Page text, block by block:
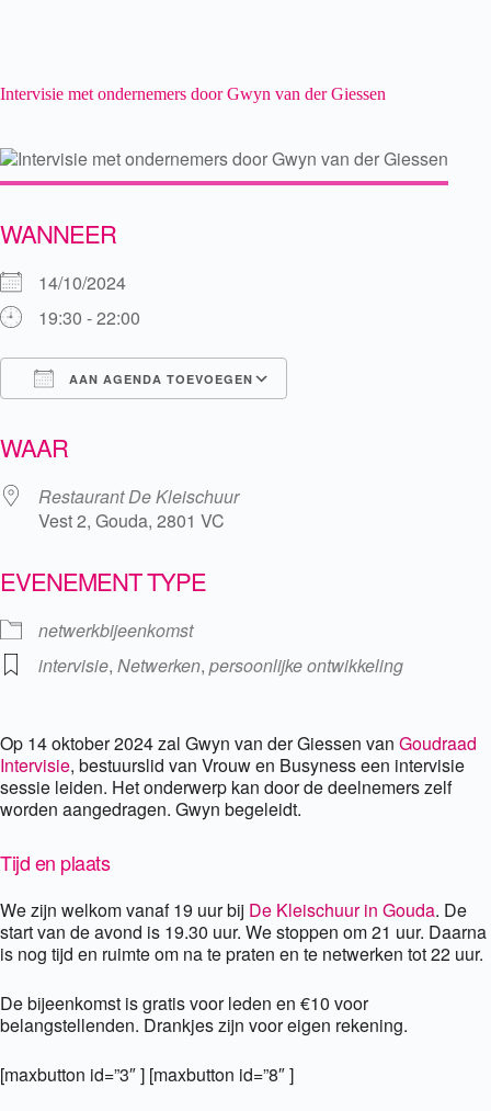
Intervisie met ondernemers door Gwyn van der Giessen
WANNEER
14/10/2024
19:30 - 22:00
AAN AGENDA TOEVOEGEN
WAAR
Restaurant De Kleischuur
Vest 2, Gouda, 2801 VC
EVENEMENT TYPE
netwerkbijeenkomst
intervisie, Netwerken, persoonlijke ontwikkeling
Op 14 oktober 2024 zal Gwyn van der Giessen van Goudraad
Intervisie, bestuurslid van Vrouw en Busyness een intervisie
sessie leiden. Het onderwerp kan door de deelnemers zelf
worden aangedragen. Gwyn begeleidt.
Tijd en plaats
We zijn welkom vanaf 19 uur bij De Kleischuur in Gouda. De
start van de avond is 19.30 uur. We stoppen om 21 uur. Daarna
is nog tijd en ruimte om na te praten en te netwerken tot 22 uur.
De bijeenkomst is gratis voor leden en €10 voor
belangstellenden. Drankjes zijn voor eigen rekening.
[maxbutton id=”3″ ] [maxbutton id=”8″ ]